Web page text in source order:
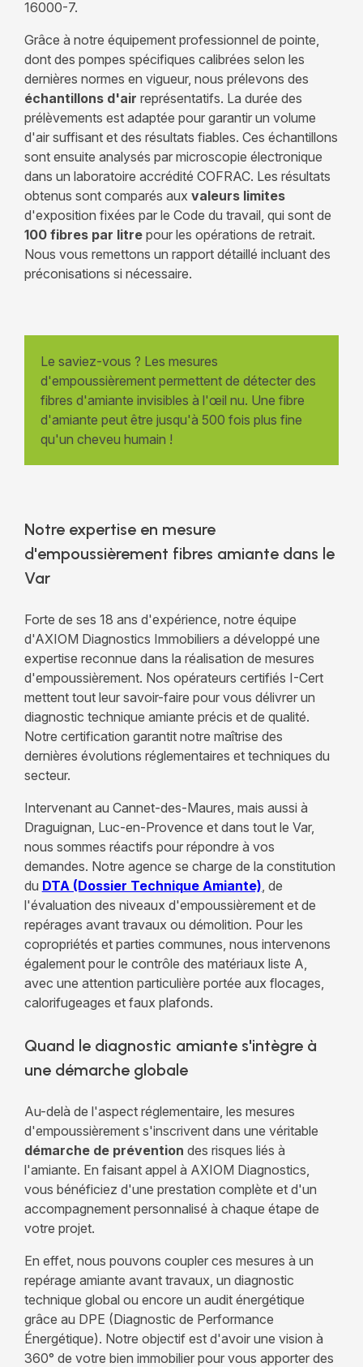
16000-7.
Grâce à notre équipement professionnel de pointe,
dont des pompes spécifiques calibrées selon les
dernières normes en vigueur, nous prélevons des
échantillons d'air représentatifs. La durée des
prélèvements est adaptée pour garantir un volume
d'air suffisant et des résultats fiables. Ces échantillons
sont ensuite analysés par microscopie électronique
dans un laboratoire accrédité COFRAC. Les résultats
obtenus sont comparés aux valeurs limites
d'exposition fixées par le Code du travail, qui sont de
100 fibres par litrepour les opérations de retrait.
Nous vous remettons un rapport détaillé incluant des
préconisations si nécessaire.
Le saviez-vous ? Les mesures
d'empoussièrement permettent de détecter des
fibres d'amiante invisibles à l'œil nu. Une fibre
d'amiante peut être jusqu'à 500 fois plus fine
qu'un cheveu humain !
Notre expertise en mesure
d'empoussièrement fibres amiante dans le
Var
Forte de ses 18 ans d'expérience, notre équipe
d'AXIOM Diagnostics Immobiliers a développé une
expertise reconnue dans la réalisation de mesures
d'empoussièrement. Nos opérateurs certifiés I-Cert
mettent tout leur savoir-faire pour vous délivrer un
diagnostic technique amiante précis et de qualité.
Notre certification garantit notre maîtrise des
dernières évolutions réglementaires et techniques du
secteur.
Intervenant au Cannet-des-Maures, mais aussi à
Draguignan, Luc-en-Provence et dans tout le Var,
nous sommes réactifs pour répondre à vos
demandes. Notre agence se charge de la constitution
du DTA (Dossier Technique Amiante) , de
l'évaluation des niveaux d'empoussièrement et de
repérages avant travaux ou démolition. Pour les
copropriétés et parties communes, nous intervenons
également pour le contrôle des matériaux liste A,
avec une attention particulière portée aux flocages,
calorifugeages et faux plafonds.
Quand le diagnostic amiante s'intègre à
une démarche globale
Au-delà de l'aspect réglementaire, les mesures
d'empoussièrement s'inscrivent dans une véritable
démarche de prévention des risques liés à
l'amiante. En faisant appel à AXIOM Diagnostics,
vous bénéficiez d'une prestation complète et d'un
accompagnement personnalisé à chaque étape de
votre projet.
En effet, nous pouvons coupler ces mesures à un
repérage amiante avant travaux, un diagnostic
technique global ou encore un audit énergétique
grâce au DPE (Diagnostic de Performance
Énergétique). Notre objectif est d'avoir une vision à
360° de votre bien immobilier pour vous apporter des